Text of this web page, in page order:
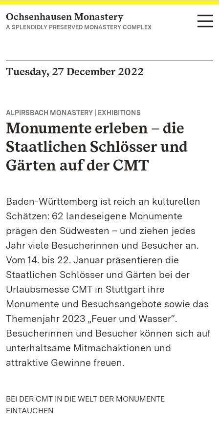
Navigate to main page
Ochsenhausen Monastery
A SPLENDIDLY PRESERVED MONASTERY COMPLEX
Tuesday, 27 December 2022
ALPIRSBACH MONASTERY | EXHIBITIONS
Monumente erleben – die
Staatlichen Schlösser und
Gärten auf der CMT
Baden-Württemberg ist reich an kulturellen
Schätzen: 62 landeseigene Monumente
prägen den Südwesten – und ziehen jedes
Jahr viele Besucherinnen und Besucher an.
Vom 14. bis 22. Januar präsentieren die
Staatlichen Schlösser und Gärten bei der
Urlaubsmesse CMT in Stuttgart ihre
Monumente und Besuchsangebote sowie das
Themenjahr 2023 „Feuer und Wasser“.
Besucherinnen und Besucher können sich auf
unterhaltsame Mitmachaktionen und
attraktive Gewinne freuen.
BEI DER CMT IN DIE WELT DER MONUMENTE
EINTAUCHEN